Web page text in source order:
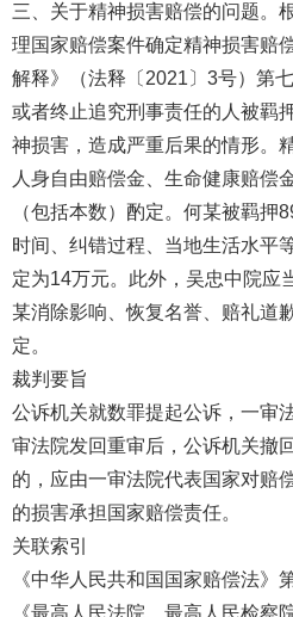
三、关于精神损害赔偿的问题。
理国家赔偿案件确定精神损害赔
解释》（法释〔2021〕3号）第
或者终止追究刑事责任的人被羁
神损害，造成严重后果的情形。
人身自由赔偿金、生命健康赔偿
（包括本数）酌定。何某被羁押
时间、纠错过程、当地生活水平
定为14万元。此外，吴忠中院应
某消除影响、恢复名誉、赔礼道
定。
裁判要旨
公诉机关就数罪提起公诉，一审
审法院发回重审后，公诉机关撤
的，应由一审法院代表国家对赔
的损害承担国家赔偿责任。
关联索引
《中华人民共和国国家赔偿法》
《最高人民法院、最高人民检察